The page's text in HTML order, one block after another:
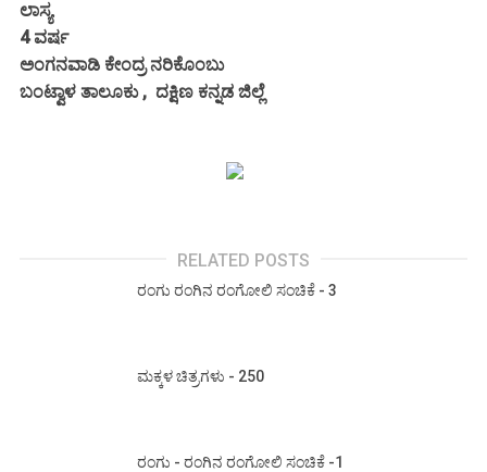
ಲಾಸ್ಯ
4 ವರ್ಷ
ಅಂಗನವಾಡಿ ಕೇಂದ್ರ ನರಿಕೊಂಬು
ಬಂಟ್ವಾಳ ತಾಲೂಕು , ದಕ್ಷಿಣ ಕನ್ನಡ ಜಿಲ್ಲೆ
RELATED POSTS
ರಂಗು ರಂಗಿನ ರಂಗೋಲಿ ಸಂಚಿಕೆ - 3
ಮಕ್ಕಳ ಚಿತ್ರಗಳು - 250
ರಂಗು - ರಂಗಿನ ರಂಗೋಲಿ ಸಂಚಿಕೆ -1